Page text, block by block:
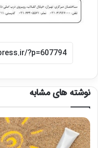
نوشته های مشابه